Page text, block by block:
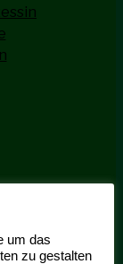
um das
zu gestalten